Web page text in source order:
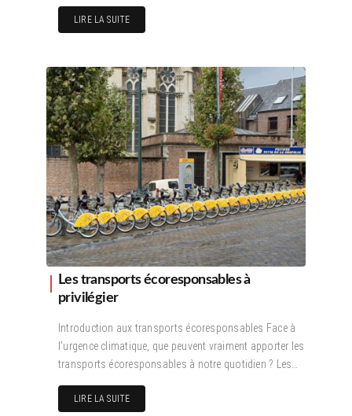
LIRE LA SUITE
Les transports écoresponsables à
privilégier
Introduction aux transports écoresponsables Face à
l’urgence climatique, que peuvent vraiment apporter les
transports écoresponsables à notre quotidien ? Les…
LIRE LA SUITE